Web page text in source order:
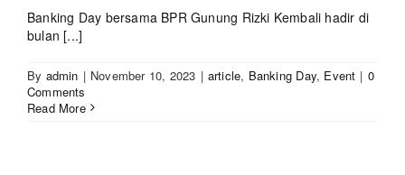
Banking Day bersama BPR Gunung Rizki Kembali hadir di
bulan [...]
By admin | November 10, 2023 | article, Banking Day, Event | 0
Comments
Read More